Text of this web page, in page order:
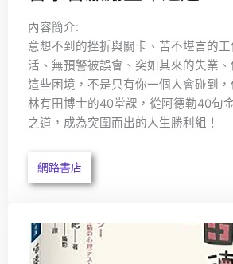
內容簡介:
意想不到的挫折與關卡、苦不堪言的
活、無預警被誤會、突如其來的失業
這些困境，不是只有你一個人會碰到
林有田博士的40堂課，從阿德勒40句
之道，成為突圍而出的人生勝利組！
網路書店